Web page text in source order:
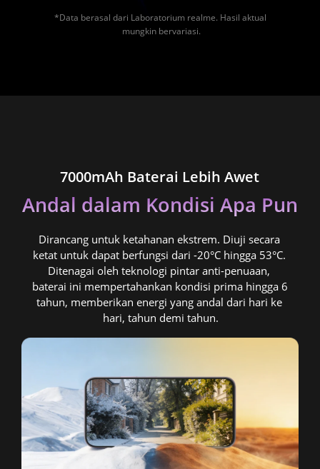
*Data berasal dari Laboratorium realme. Hasil aktual
mungkin bervariasi.
7000mAh Baterai Lebih Awet
Andal dalam Kondisi Apa Pun
Dirancang untuk ketahanan ekstrem. Diuji secara
ketat untuk dapat berfungsi dari -20°C hingga 53°C.
Ditenagai oleh teknologi pintar anti-penuaan,
baterai ini mempertahankan kondisi prima hingga 6
tahun, memberikan energi yang andal dari hari ke
hari, tahun demi tahun.